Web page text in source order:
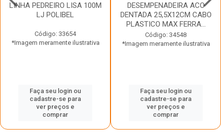
LINHA PEDREIRO LISA 100M
LJ POLIBEL
Código: 33654
*Imagem meramente ilustrativa
Faça seu login ou
cadastre-se para
ver preços e
comprar
DESEMPENADEIRA ACO
DENTADA 25,5X12CM CABO
PLASTICO MAX FERRA...
Código: 34548
*Imagem meramente ilustrativa
Faça seu login ou
cadastre-se para
ver preços e
comprar